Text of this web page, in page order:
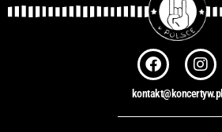
F
a
c
e
b
I
n
s
t
a
kontakt@koncertyw.pl